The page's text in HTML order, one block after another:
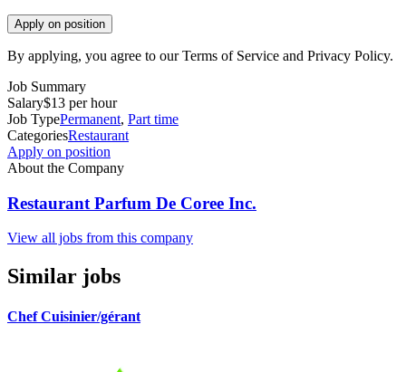
Apply on position
By applying, you agree to our Terms of Service and Privacy Policy.
Job Summary
Salary$13 per hour
Job TypePermanent, Part time
CategoriesRestaurant
Apply on position
About the Company
Restaurant Parfum De Coree Inc.
View all jobs from this company
Similar jobs
Chef Cuisinier/gérant